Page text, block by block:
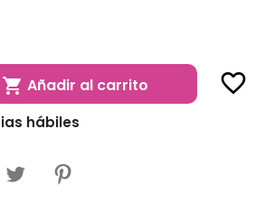
 Añadir al carrito favorite_border
hábiles